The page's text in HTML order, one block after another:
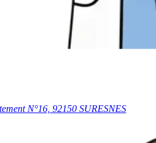
N°16, 92150 SURESNES